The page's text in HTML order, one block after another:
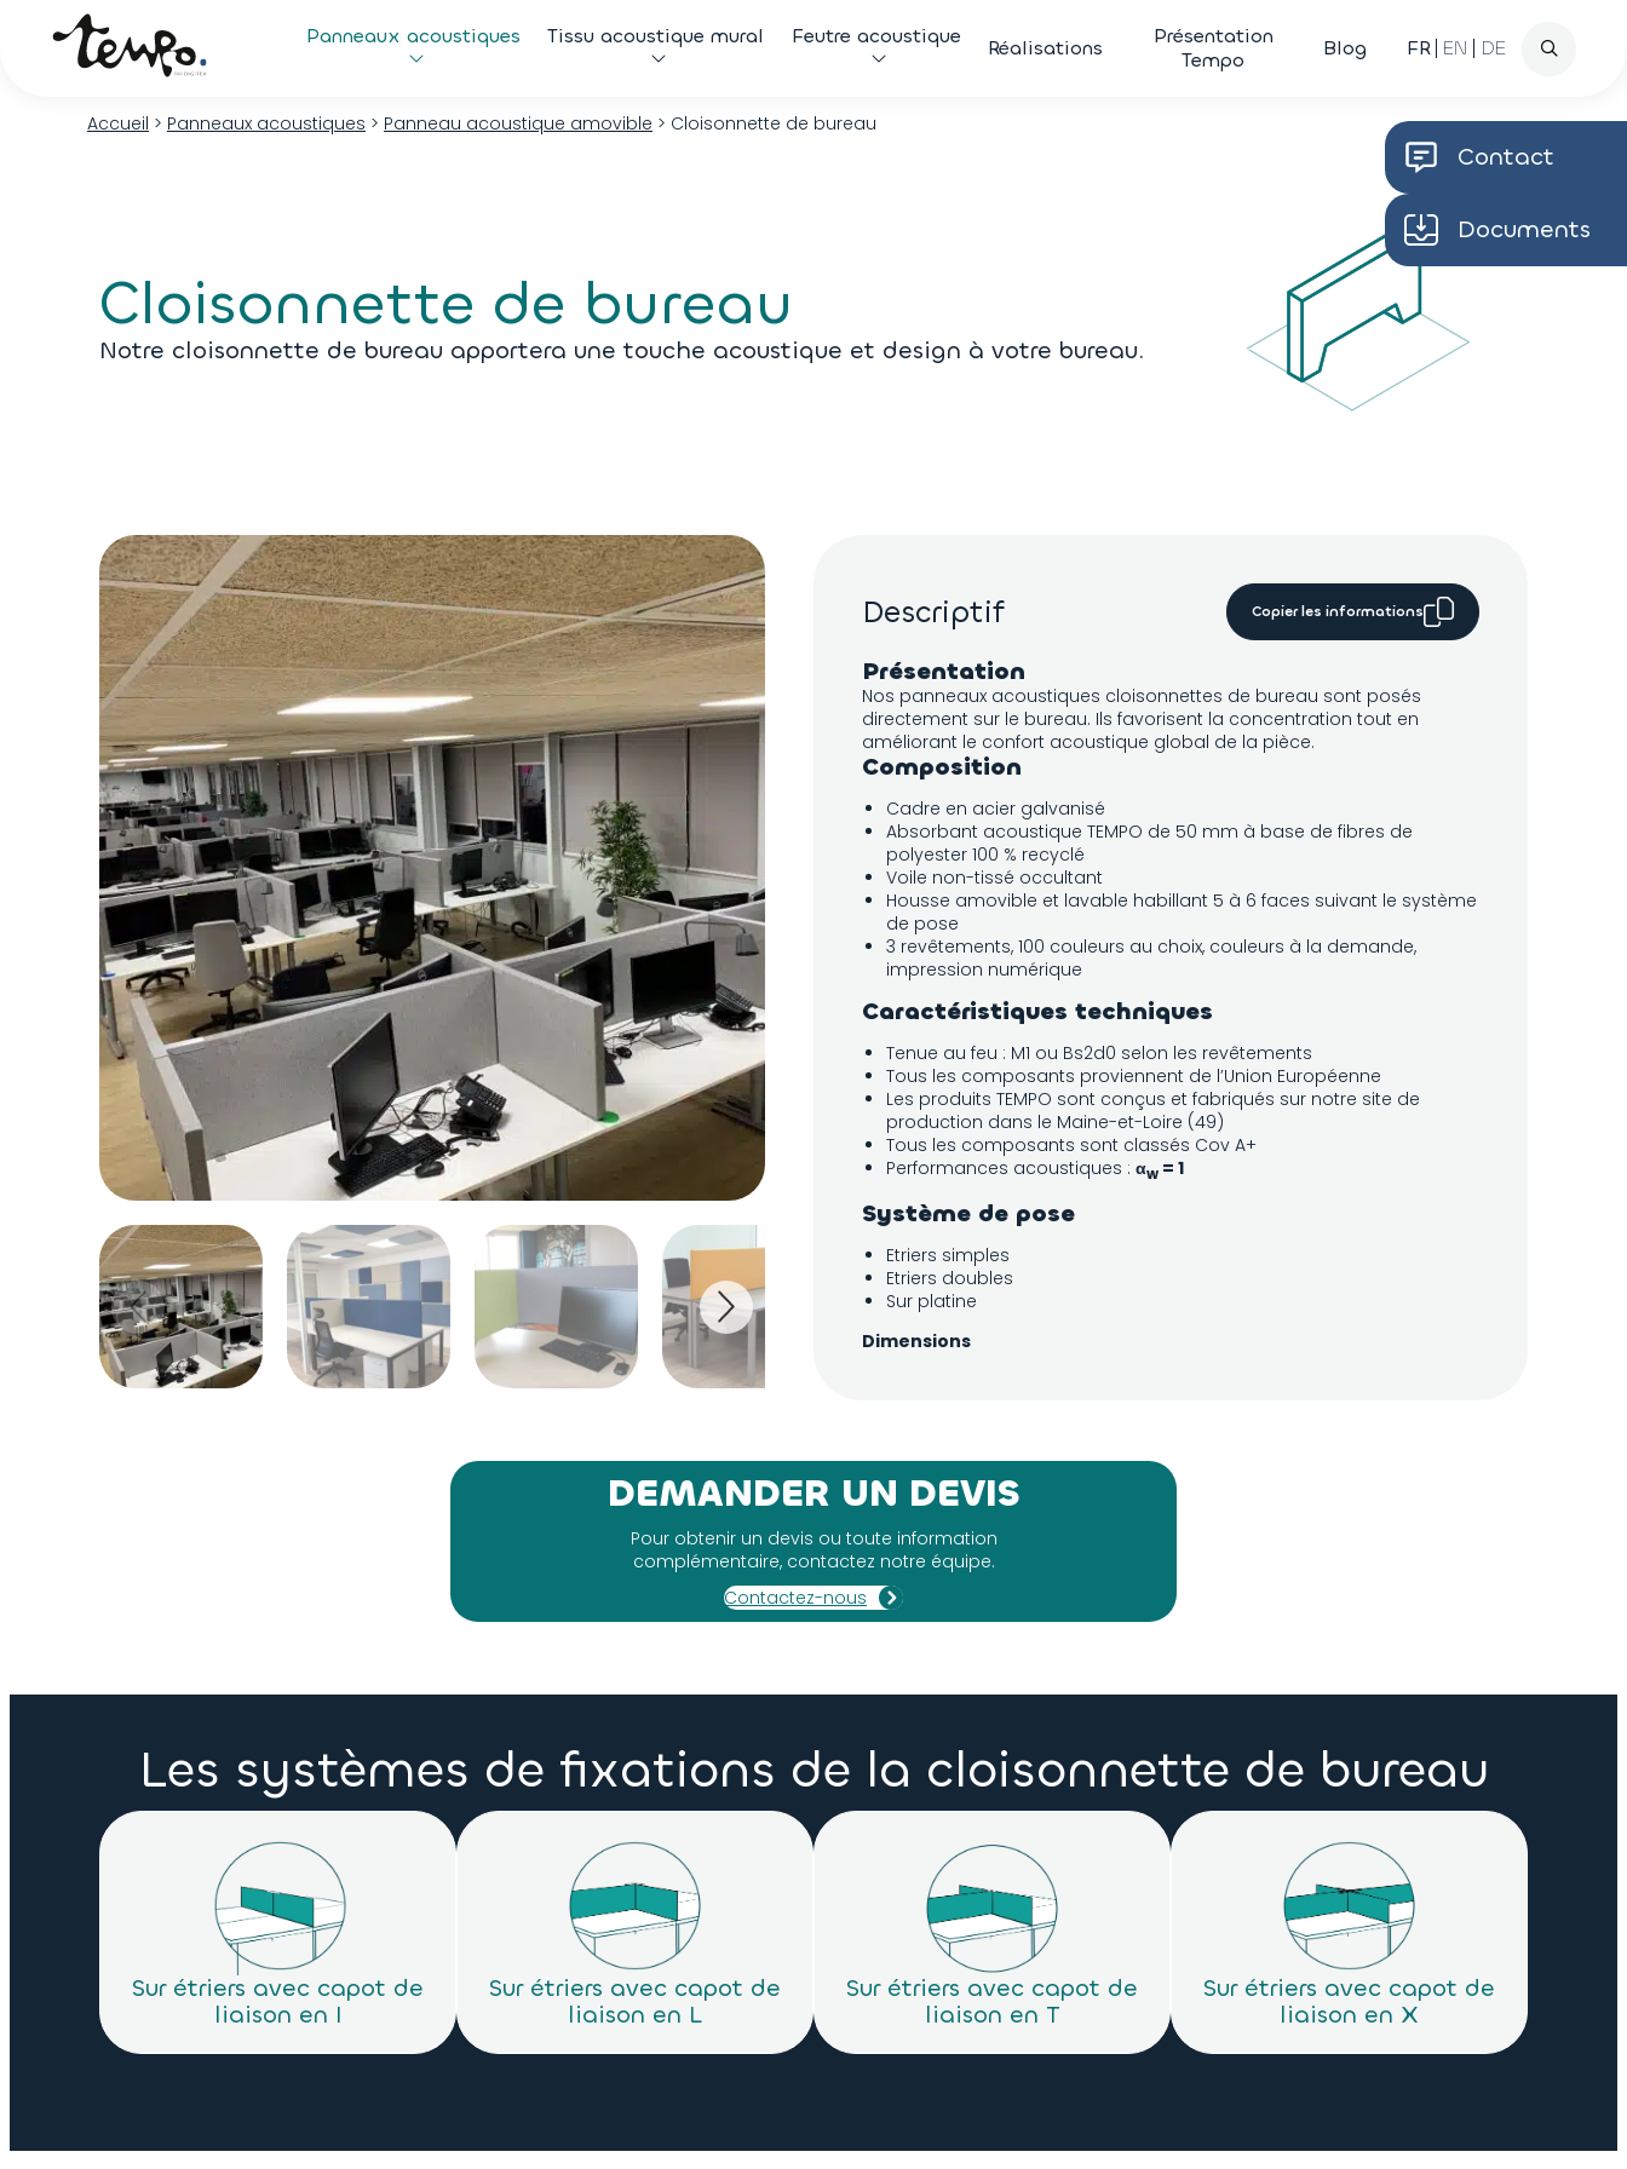
Panneaux acoustiques Tissu acoustique mural Feutre acoustique Réalisations
Présentation
Tempo
Blog FR EN DE
Contact
Documents
Accueil > Panneaux acoustiques > Panneau acoustique amovible > Cloisonnette de bureau
Cloisonnette de bureau
Notre cloisonnette de bureau apportera une touche acoustique et design à votre bureau.
Descriptif Copier les informations
Présentation
Nos panneaux acoustiques cloisonnettes de bureau sont posés
directement sur le bureau. Ils favorisent la concentration tout en
améliorant le confort acoustique global de la pièce.
Composition
Cadre en acier galvanisé
Absorbant acoustique TEMPO de 50 mm à base de fibres de
polyester 100 % recyclé
Voile non-tissé occultant
Housse amovible et lavable habillant 5 à 6 faces suivant le système
de pose
3 revêtements, 100 couleurs au choix, couleurs à la demande,
impression numérique
Caractéristiques techniques
Tenue au feu : M1 ou Bs2d0 selon les revêtements
Tous les composants proviennent de l’Union Européenne
Les produits TEMPO sont conçus et fabriqués sur notre site de
production dans le Maine-et-Loire (49)
Tous les composants sont classés Cov A+
Performances acoustiques : αw = 1
Système de pose
Etriers simples
Etriers doubles
Sur platine
Dimensions
DEMANDER UN DEVIS
Pour obtenir un devis ou toute information
complémentaire, contactez notre équipe.
Contactez-nous
Les systèmes de fixations de la cloisonnette de bureau
Sur étriers avec capot de
liaison en I
Sur étriers avec capot de
liaison en L
Sur étriers avec capot de
liaison en T
Sur étriers avec capot de
liaison en X